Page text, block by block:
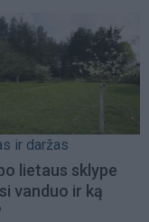
ir daržas
lietaus sklype
vanduo ir ką